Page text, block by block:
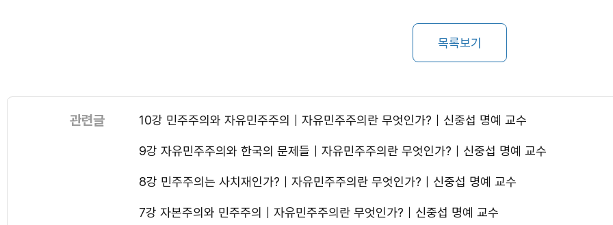
목록보기
관련글 10강 민주주의와 자유민주주의｜자유민주주의란 무엇인가?｜신중섭 명예 교수
9강 자유민주주의와 한국의 문제들｜자유민주주의란 무엇인가?｜신중섭 명예 교수
8강 민주주의는 사치재인가?｜자유민주주의란 무엇인가?｜신중섭 명예 교수
7강 자본주의와 민주주의｜자유민주주의란 무엇인가?｜신중섭 명예 교수